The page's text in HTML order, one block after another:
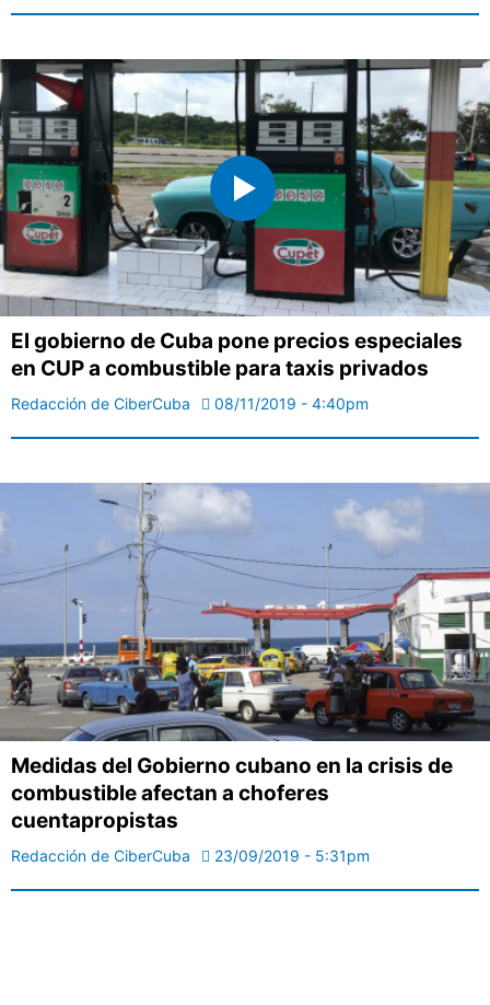
El gobierno de Cuba pone precios especiales
en CUP a combustible para taxis privados
Redacción de CiberCuba 08/11/2019 - 4:40pm
Medidas del Gobierno cubano en la crisis de
combustible afectan a choferes
cuentapropistas
Redacción de CiberCuba 23/09/2019 - 5:31pm